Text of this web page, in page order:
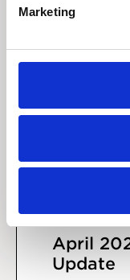
Marketing
15 april 2025
April
Update